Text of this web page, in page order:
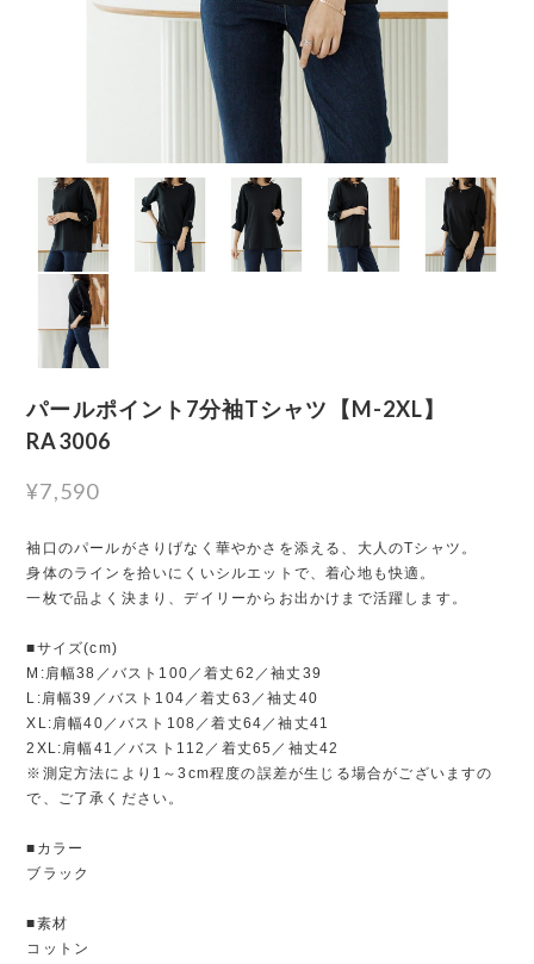
パールポイント7分袖Tシャツ【M-2XL】
RA3006
¥7,590
袖口のパールがさりげなく華やかさを添える、大人のTシャツ。
身体のラインを拾いにくいシルエットで、着心地も快適。
一枚で品よく決まり、デイリーからお出かけまで活躍します。
■サイズ(cm)
M:肩幅38／バスト100／着丈62／袖丈39
L:肩幅39／バスト104／着丈63／袖丈40
XL:肩幅40／バスト108／着丈64／袖丈41
2XL:肩幅41／バスト112／着丈65／袖丈42
※測定方法により1～3cm程度の誤差が生じる場合がございますの
で、ご了承ください。
■カラー
ブラック
■素材
コットン